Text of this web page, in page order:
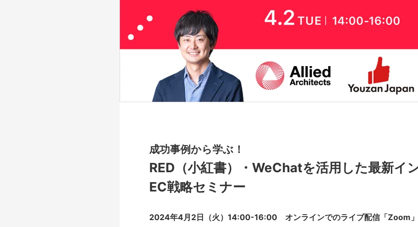
成功事例から学ぶ！
RED（小紅書）・WeChatを活用した最新イ
EC戦略セミナー
2024年4月2日（火）14:00-16:00 オンラインでのライブ配信「Zoom」